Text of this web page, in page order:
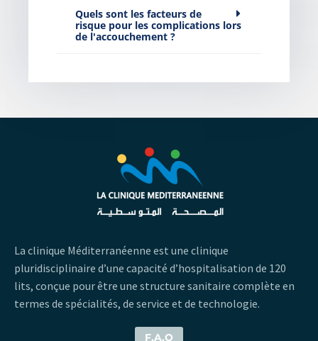
Quels sont les facteurs de
risque pour les complications lors
de l'accouchement ?
La clinique Méditerranéenne est une clinique
pluridisciplinaire d’une capacité d’hospitalisation de 120
lits, conçue pour être une structure sanitaire complète en
termes de spécialités, de service et de technologie.
F.A.Q